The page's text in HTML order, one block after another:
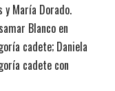
y María Dorado.
Blanco en
cadete; Daniela
cadete con